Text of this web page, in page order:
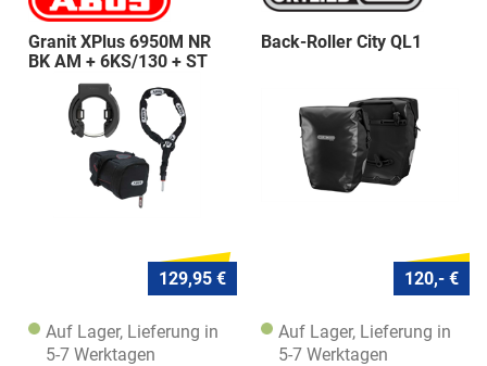
Granit XPlus 6950M NR
BK AM + 6KS/130 + ST
129,95 €
Auf Lager, Lieferung in
5-7 Werktagen
Back-Roller City QL1
120,- €
Auf Lager, Lieferung in
5-7 Werktagen